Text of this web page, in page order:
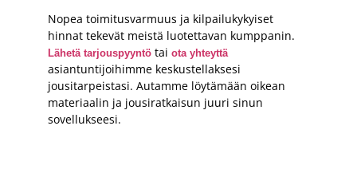
Nopea toimitusvarmuus ja kilpailukykyiset
hinnat tekevät meistä luotettavan kumppanin.
Lähetä tarjouspyyntö tai ota yhteyttä
asiantuntijoihimme keskustellaksesi
jousitarpeistasi. Autamme löytämään oikean
materiaalin ja jousiratkaisun juuri sinun
sovellukseesi.